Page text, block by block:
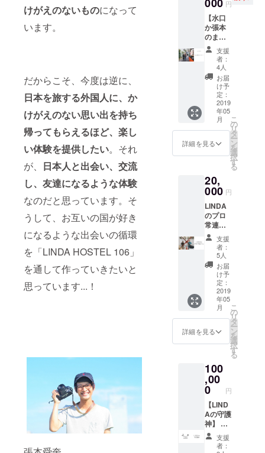
けがえのないものになって
います。
だからこそ、今度は逆に、
日本を旅する外国人に、か
けがえのない思い出を持ち
帰ってもらえるほど、 楽し
い体験を提供したい。それ
が、 日本人と出会い、交流
し、友達になるような体験
なのだと思っています。そ
うして、お互いの国が好き
になるような出会いの循環
を「LINDA HOSTEL 106」
を通して作っていきたいと
思っています...！
ネン代
は別途
500円
（税
抜）か
かりま
す ※ 交
通費は
含まれ
ており
ません
※ ドリ
ンクチ
ケット
の該当
抜）ま
でのも
ります
000 円
【水口
か張本
のまち
案内ツ
アー！
効期限1
（2019/
05/01 -
2020/04
/30） ※
13−17
時（4時
間） ※
LINDA
まちを
張本か
水口
が、
1on1で
案内し
ます！
※ 交通
費は含
まれて
おりま
せん
支援
者：
4人
お届
け予
定：
2019
年05
月
詳細を見る
こ
の
リ
タ
ー
ン
を
選
択
す
る
20,
000 円
LINDA
のプロ
常連さ
ん ※ 1泊
チケッ
ト10
枚、ド
リンク
チケッ
ト20枚
※ 友
人・知
人への
チケッ
ト受け
渡し可
効期限1
年
（2019/
05/01 -
2020/04
/30） ※
交通費
は含ま
れてお
支援
者：
5人
お届
け予
定：
2019
年05
月
詳細を見る
こ
の
リ
タ
ー
ン
を
選
択
す
る
100
,00
0 円
【LIND
Aの守護
神】 1
泊チ
ケット
支援
者：